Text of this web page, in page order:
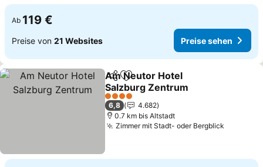
Ab 119 €
Preise von 21 Websites Preise sehen
TeilenZu Favoriten hinzufügen
Am Neutor Hotel
Salzburg Zentrum
Preise sehen
4 Sterne
6,8
4.682
0.7 km bis Altstadt
Zimmer mit Stadt- oder Bergblick